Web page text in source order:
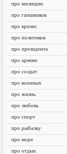
про милицию
про гаишников
про кризис
про политиков
про президента
про армию
про солдат
про военных
про жизнь
про любовь
про спорт
про рыбалку
про море
про отдых